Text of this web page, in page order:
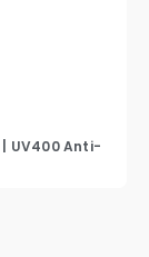
UV400 Anti-